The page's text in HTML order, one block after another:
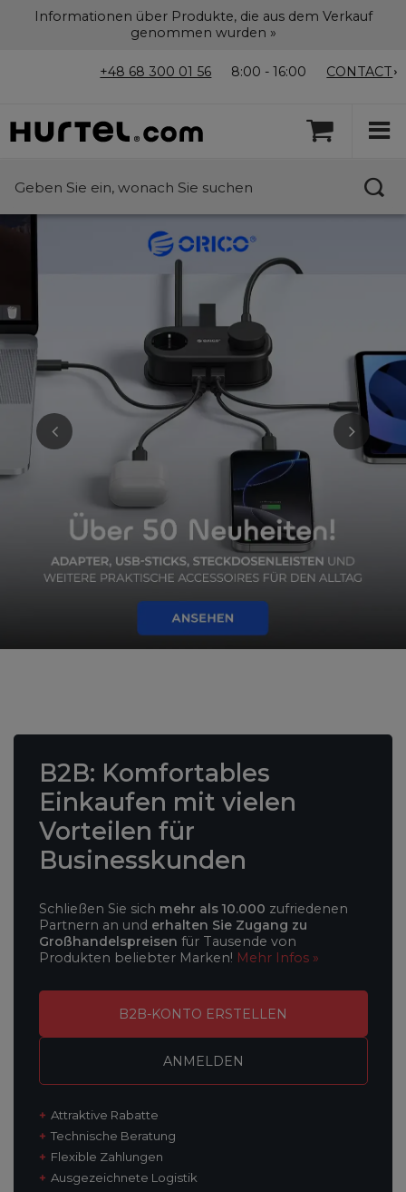
Informationen über Produkte, die aus dem Verkauf
genommen wurden »
+48 68 300 01 56 8:00 - 16:00 CONTACT
B2B: Komfortables
Einkaufen mit vielen
Vorteilen für
Businesskunden
Schließen Sie sich mehr als 10.000 zufriedenen
Partnern an und erhalten Sie Zugang zu
Großhandelspreisen für Tausende von
Produkten beliebter Marken! Mehr Infos »
B2B-KONTO ERSTELLEN
ANMELDEN
Attraktive Rabatte
Technische Beratung
Flexible Zahlungen
Ausgezeichnete Logistik